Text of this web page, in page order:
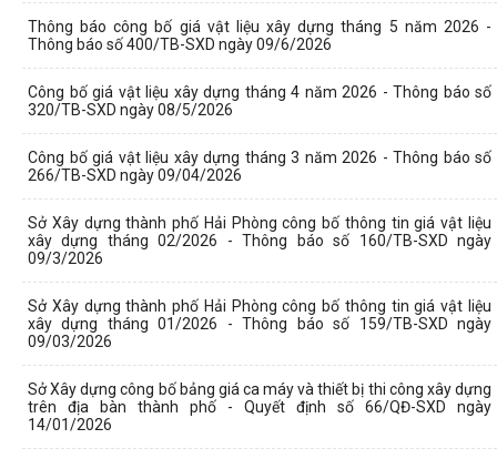
Thông báo công bố giá vật liệu xây dựng tháng 5 năm 2026 -
Thông báo số 400/TB-SXD ngày 09/6/2026
Công bố giá vật liệu xây dựng tháng 4 năm 2026 - Thông báo số
320/TB-SXD ngày 08/5/2026
Công bố giá vật liệu xây dựng tháng 3 năm 2026 - Thông báo số
266/TB-SXD ngày 09/04/2026
Sở Xây dựng thành phố Hải Phòng công bố thông tin giá vật liệu
xây dựng tháng 02/2026 - Thông báo số 160/TB-SXD ngày
09/3/2026
Sở Xây dựng thành phố Hải Phòng công bố thông tin giá vật liệu
xây dựng tháng 01/2026 - Thông báo số 159/TB-SXD ngày
09/03/2026
Sở Xây dựng công bố bảng giá ca máy và thiết bị thi công xây dựng
trên địa bàn thành phố - Quyết định số 66/QĐ-SXD ngày
14/01/2026